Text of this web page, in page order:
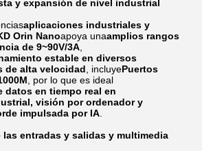
y expansión de nivel industrial
aplicaciones industriales y
Orin Nanoapoya unaamplios rangos
de 9~90V/3A
estable en diversos
de alta velocidad , incluyePuertos
, por lo que es ideal
datos en tiempo real en
visión por ordenador y
impulsada por IA
entradas y salidas y multimedia